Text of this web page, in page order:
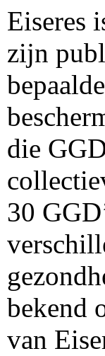
Eiseres
zijn
die
30
bekend
van